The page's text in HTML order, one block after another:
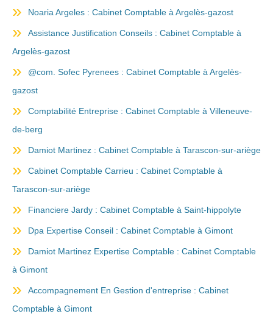
Noaria Argeles : Cabinet Comptable à Argelès-gazost
Assistance Justification Conseils : Cabinet Comptable à
Argelès-gazost
@com. Sofec Pyrenees : Cabinet Comptable à Argelès-
gazost
Comptabilité Entreprise : Cabinet Comptable à Villeneuve-
de-berg
Damiot Martinez : Cabinet Comptable à Tarascon-sur-ariège
Cabinet Comptable Carrieu : Cabinet Comptable à
Tarascon-sur-ariège
Financiere Jardy : Cabinet Comptable à Saint-hippolyte
Dpa Expertise Conseil : Cabinet Comptable à Gimont
Damiot Martinez Expertise Comptable : Cabinet Comptable
à Gimont
Accompagnement En Gestion d'entreprise : Cabinet
Comptable à Gimont